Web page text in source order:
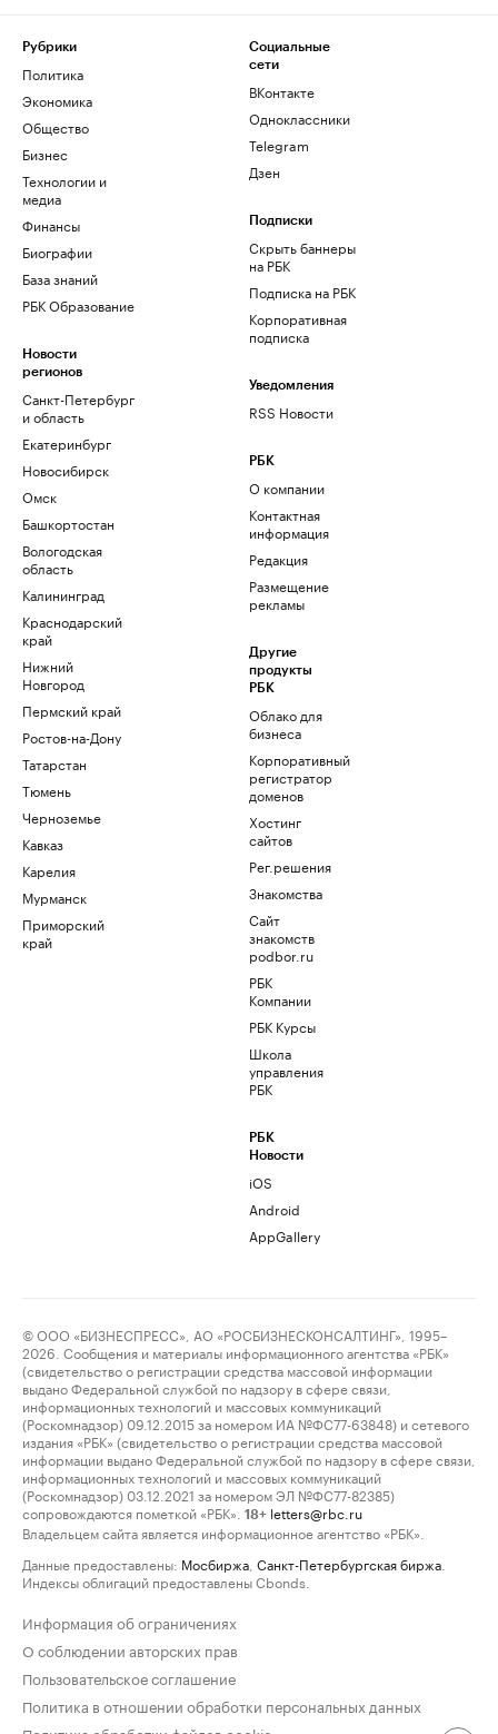
Рубрики
Политика
Экономика
Общество
Бизнес
Технологии и
медиа
Финансы
Биографии
База знаний
РБК Образование
Новости
регионов
Санкт-Петербург
и область
Екатеринбург
Новосибирск
Омск
Башкортостан
Вологодская
область
Калининград
Краснодарский
край
Нижний
Новгород
Пермский край
Ростов-на-Дону
Татарстан
Тюмень
Черноземье
Кавказ
Карелия
Мурманск
Приморский
край
Социальные
сети
ВКонтакте
Одноклассники
Telegram
Дзен
Подписки
Скрыть баннеры
на РБК
Подписка на РБК
Корпоративная
подписка
Уведомления
RSS Новости
РБК
О компании
Контактная
информация
Редакция
Размещение
рекламы
Другие
продукты
РБК
Облако для
бизнеса
Корпоративный
регистратор
доменов
Хостинг
сайтов
Рег.решения
Знакомства
Сайт
знакомств
podbor.ru
РБК
Компании
РБК Курсы
Школа
управления
РБК
РБК
Новости
iOS
Android
AppGallery
© ООО «БИЗНЕСПРЕСС», АО «РОСБИЗНЕСКОНСАЛТИНГ», 1995–
2026. Сообщения и материалы информационного агентства «РБК»
(свидетельство о регистрации средства массовой информации
выдано Федеральной службой по надзору в сфере связи,
информационных технологий и массовых коммуникаций
(Роскомнадзор) 09.12.2015 за номером ИА №ФС77-63848) и сетевого
издания «РБК» (свидетельство о регистрации средства массовой
информации выдано Федеральной службой по надзору в сфере связи,
информационных технологий и массовых коммуникаций
(Роскомнадзор) 03.12.2021 за номером ЭЛ №ФС77-82385)
сопровождаются пометкой «РБК».
18+ letters@rbc.ru
Владельцем сайта является информационное агентство «РБК».
Данные предоставлены: Мосбиржа Санкт-Петербургская биржа
Индексы облигаций предоставлены Cbonds.
Информация об ограничениях
О соблюдении авторских прав
Пользовательское соглашение
Политика в отношении обработки персональных данных